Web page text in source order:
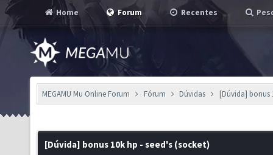
Home Forum Recentes
MEGAMU Mu Online Forum Fórum Dúvidas [Dúvida] bonus
[Dúvida] bonus 10k hp - seed's (socket)